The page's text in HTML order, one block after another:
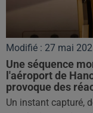
Modifié : 27 mai
Une séquence
l'aéroport de
provoque des
Un instant capturé,